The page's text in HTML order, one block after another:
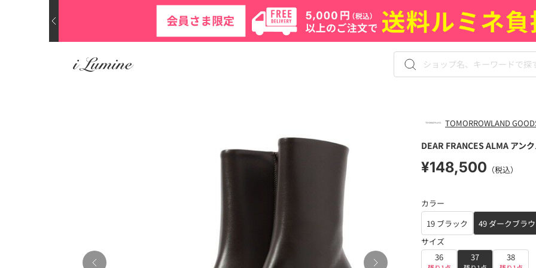
TOMORROWLAND
DEAR FRANCES ALMA アン
¥148,500 （税込）
カラー
19 ブラック
49 ダークブラ
サイズ
36
37 38